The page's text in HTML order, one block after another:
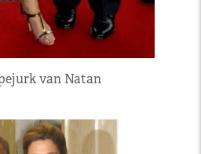
van Natan